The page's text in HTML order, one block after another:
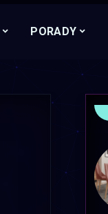
PORADY